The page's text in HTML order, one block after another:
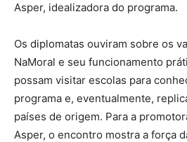
Asper, idealizadora do programa.
Os diplomatas ouviram sobre os
NaMoral e seu funcionamento
possam visitar escolas para
programa e, eventualmente,
países de origem. Para a
Asper, o encontro mostra a força